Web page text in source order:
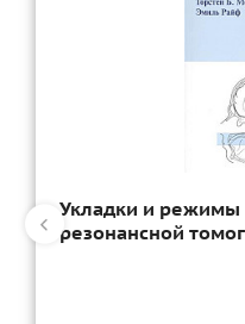
Укладки и режимы
резонансной